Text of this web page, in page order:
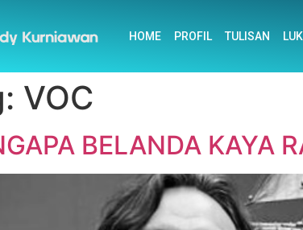
HOME PROFIL TULISAN
VOC
BELANDA KAYA